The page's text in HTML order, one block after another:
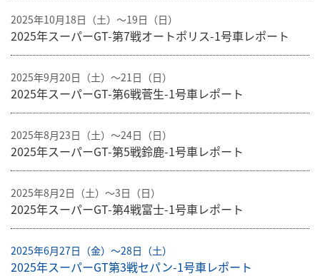
2025年10月18日（土）〜19日（日）
2025年スーパーGT-第7戦オートポリス-1号車レポート
2025年9月20日（土）〜21日（日）
2025年スーパーGT-第6戦菅生-1号車レポート
2025年8月23日（土）〜24日（日）
2025年スーパーGT-第5戦鈴鹿-1号車レポート
2025年8月2日（土）〜3日（日）
2025年スーパーGT-第4戦富士-1号車レポート
2025年6月27日（金）〜28日（土）
2025年スーパーGT第3戦セパン-1号車レポート